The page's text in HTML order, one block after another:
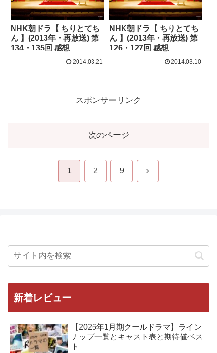
NHK朝ドラ【 ちりとてち
ん 】(2013年・再放送) 第
134・135回 感想
2014.03.21
NHK朝ドラ【 ちりとてち
ん 】(2013年・再放送) 第
126・127回 感想
2014.03.10
スポンサーリンク
次のページ
1 2 9 次
新着レビュー
【2026年1月期クールドラマ】ライン
ナップ一覧とキャスト表と期待値ベス
ト